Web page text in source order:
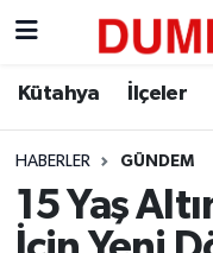
Kütahya İlçeler
HABERLER GÜNDEM
15 Yaş
Asayiş
Diğer
Dünya
Kütahya Hava
Kütahya Trafik
Süper Lig Puan